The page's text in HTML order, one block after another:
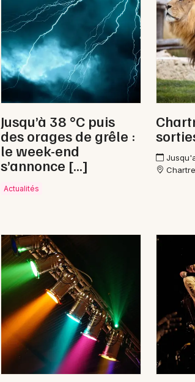
Newsletter des sorties
Artistes en tournée
Actus à Nogent-le-
Magazine à Nogent-
28 - Eure-et-Loir
Choisir mes
Mon email
Jusqu’à 38 °C puis
des orages de grêle :
le week-end
s’annonce […]
Actualités